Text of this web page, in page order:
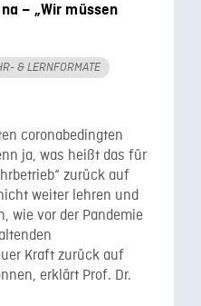
– „Wir müssen
& LERNFORMATE
coronabedingten
ja, was heißt das für
zurück auf
weiter lehren und
wie vor der Pandemie
Kraft zurück auf
erklärt Prof. Dr.